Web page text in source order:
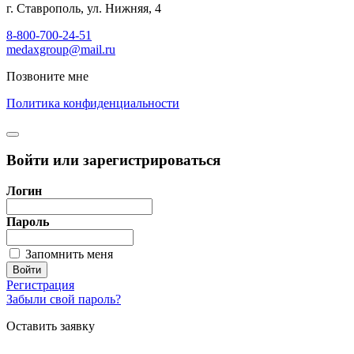
г. Ставрополь, ул. Нижняя, 4
8-800-700-24-51
medaxgroup@mail.ru
Позвоните мне
Политика конфиденциальности
Войти или зарегистрироваться
Логин
Пароль
Запомнить меня
Регистрация
Забыли свой пароль?
Оставить заявку